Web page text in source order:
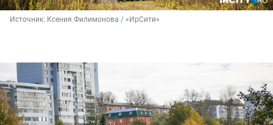
Источник: Ксения Филимонова / «ИрСити»